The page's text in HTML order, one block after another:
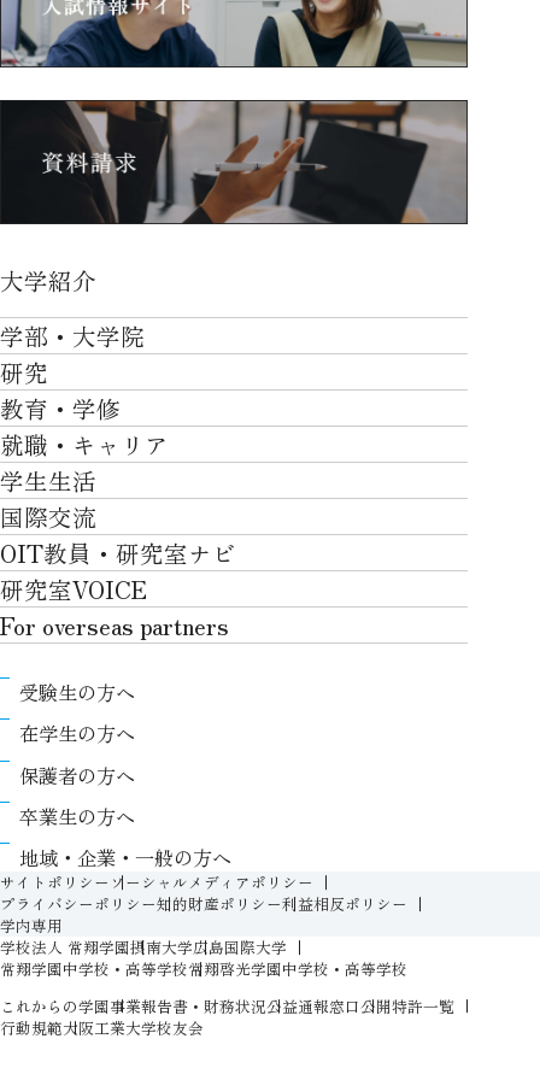
大学紹介
大学紹介TOP
OVER THE LIMIT
大学について
施設一覧
社会・地域・高大連携
川上村での取り組み
アクセス
ポリシー/コンプライアンス
卒業生VOICE
学部・大学院
学部・大学院TOP
工学部
ロボティクス＆デザイン工学部
情報科学部
知的財産学部
工学研究科
ロボティクス＆デザイン工学研究科
知的財産専門職大学院
研究
研究TOP
研究について
産官学連携
教育・学修
教育・学修TOP
卒業時質保証を担う独自の教育システム
自律学修
学習支援
リカレント教育プログラム
高大接続
教職課程
教育センター
履修、授業、試験について
シラバス
FD活動
教務事項に関するQ&A
入学準備プログラム
新入生特設ページ
オープン教育リソース（OIT OER）
就職・キャリア
就職・キャリアTOP
就職サポート
キャリア形成
インターンシップ
学生生活
学生生活TOP
キャンパスライフ
課外活動
学費
奨学金
生活支援
情報センター
証明書発行について（在学生向け）
保健室
学生生活に関する相談窓口
学生相談室
障がいのある学生への支援（合理的配慮）
人権侵害防止への取り組み
国際交流
国際交流TOP
グローバルな人材育成
国際交流プログラムについて
国際交流プログラムのサポート体制等
キャンパス内での国際交流
国際交流センター
For foreigners
OIT教員・研究室ナビ
研究室VOICE
For overseas partners
About
Research
International (Exchange students / Overseas
partners)
Contact
受験生の方へ
在学生の方へ
保護者の方へ
卒業生の方へ
地域・企業・一般の方へ
サイトポリシー ソーシャルメディアポリシー
プライバシーポリシー知的財産ポリシー利益相反ポリシー
学内専用
学校法人 常翔学園摂南大学広島国際大学
常翔学園中学校・高等学校常翔啓光学園中学校・高等学校
これからの学園事業報告書・財務状況公益通報窓口公開特許一覧
行動規範大阪工業大学校友会